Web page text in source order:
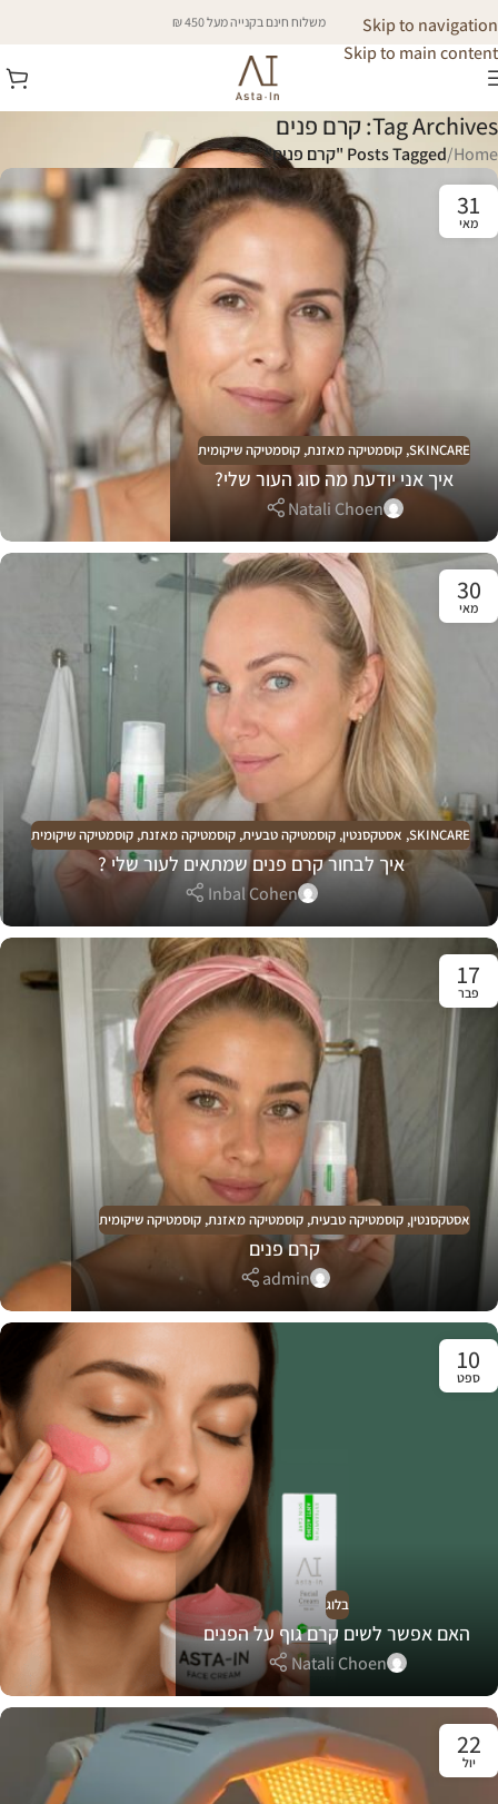
Skip to navigation
Skip to main content
משלוח חינם בקנייה מעל 450 ₪
Tag Archives: קרם פנים
Home
/Posts Tagged "קרם פנים"
31
מאי
SKINCARE
, קוסמטיקה מאזנת, קוסמטיקה שיקומית
איך אני יודעת מה סוג העור שלי?
Natali Choen
30
מאי
SKINCARE
, אסטקסנטין, קוסמטיקה טבעית, קוסמטיקה מאזנת, קוסמטיקה שיקומית
איך לבחור קרם פנים שמתאים לעור שלי ?
Inbal Cohen
17
פבר
אסטקסנטין, קוסמטיקה טבעית, קוסמטיקה מאזנת, קוסמטיקה שיקומית
קרם פנים
admin
10
ספט
בלוג
האם אפשר לשים קרם גוף על הפנים
Natali Choen
22
יול